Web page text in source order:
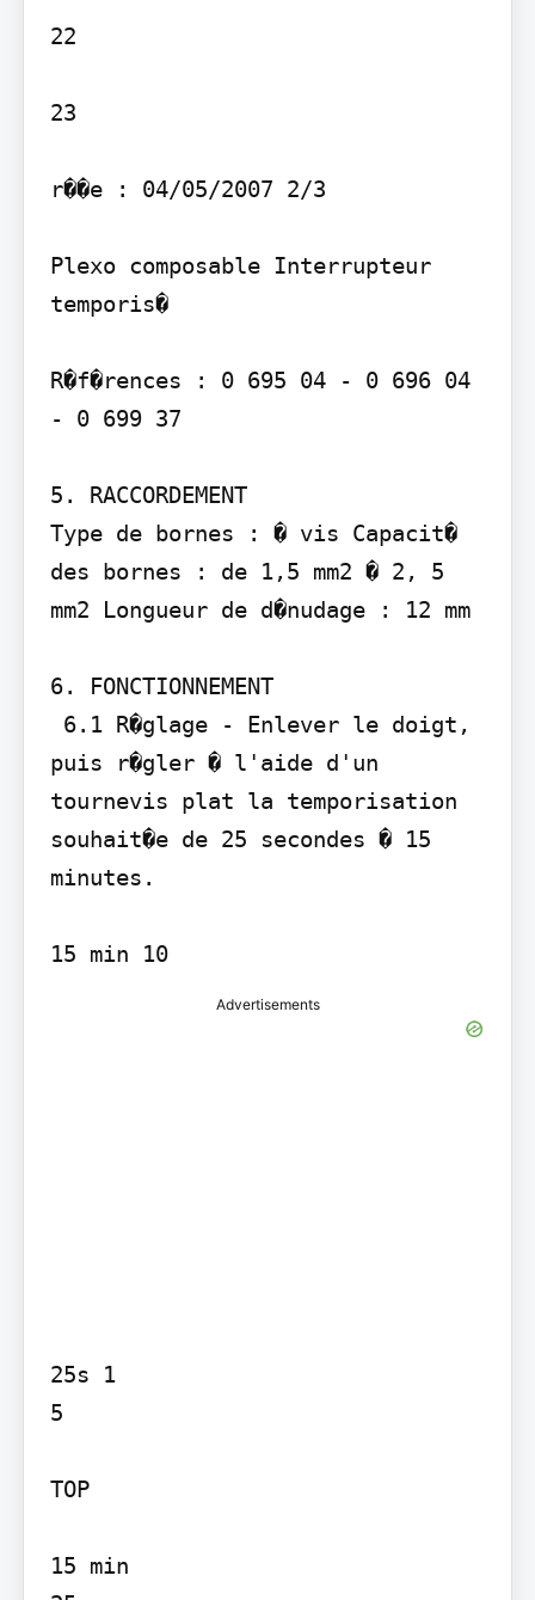
22
23
r��e : 04/05/2007 2/3
Plexo composable Interrupteur
temporis�
R�f�rences : 0 695 04 - 0 696 04
- 0 699 37
5. RACCORDEMENT
Type de bornes : � vis Capacit�
des bornes : de 1,5 mm2 � 2, 5
mm2 Longueur de d�nudage : 12 mm
6. FONCTIONNEMENT
puis r�gler � l'aide d'un
tournevis plat la temporisation
souhait�e de 25 secondes � 15
minutes.
15 min 10
Advertisements
25s 1
5
TOP
15 min